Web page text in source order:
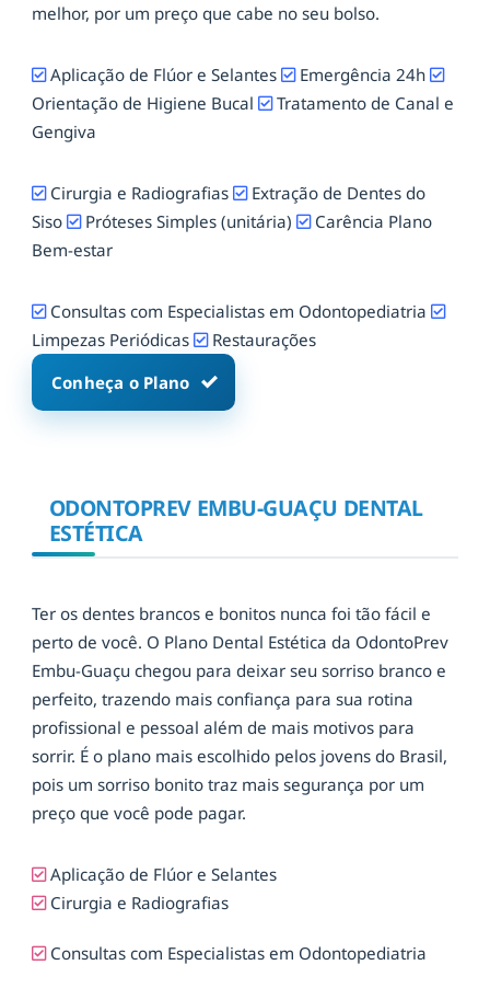
melhor, por um preço que cabe no seu bolso.
Aplicação de Flúor e Selantes
Emergência 24h
Orientação de Higiene Bucal
Tratamento de Canal e
Gengiva
Cirurgia e Radiografias
Extração de Dentes do
Siso
Próteses Simples (unitária)
Carência Plano
Bem-estar
Consultas com Especialistas em Odontopediatria
Limpezas Periódicas
Restaurações
Conheça o Plano
ODONTOPREV EMBU-GUAÇU DENTAL
ESTÉTICA
Ter os dentes brancos e bonitos nunca foi tão fácil e
perto de você. O Plano Dental Estética da OdontoPrev
Embu-Guaçu chegou para deixar seu sorriso branco e
perfeito, trazendo mais confiança para sua rotina
profissional e pessoal além de mais motivos para
sorrir. É o plano mais escolhido pelos jovens do Brasil,
pois um sorriso bonito traz mais segurança por um
preço que você pode pagar.
Aplicação de Flúor e Selantes
Cirurgia e Radiografias
Consultas com Especialistas em Odontopediatria